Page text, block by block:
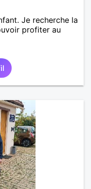
Je recherche la
profiter au